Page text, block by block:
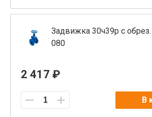
Задвижка 30ч39р с
080
2 417 ₽
В